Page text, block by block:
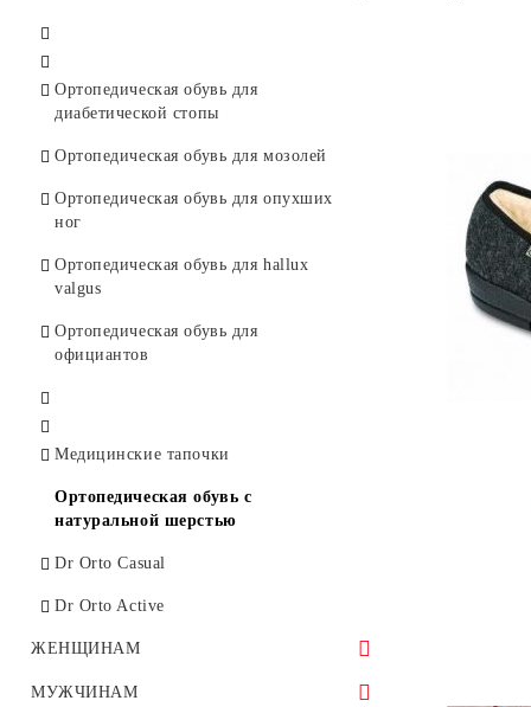
Ортопедическая обувь для
диабетической стопы
Ортопедическая обувь для мозолей
Ортопедическая обувь для опухших
ног
Ортопедическая обувь для hallux
valgus
Ортопедическая обувь для
официантов
Медицинские тапочки
Ортопедическая обувь с
натуральной шерстью
Dr Orto Casual
Dr Orto Active
ЖЕНЩИНАМ
Спортивная обувь
МУЖЧИНАМ